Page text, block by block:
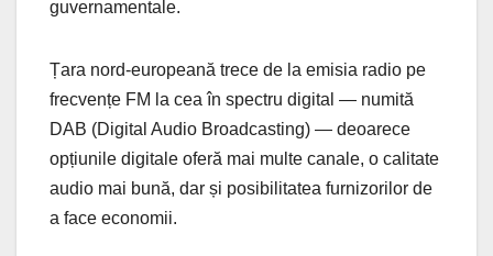
guvernamentale.
Țara nord-europeană trece de la emisia radio pe
frecvențe FM la cea în spectru digital — numită
DAB (Digital Audio Broadcasting) — deoarece
opțiunile digitale oferă mai multe canale, o calitate
audio mai bună, dar și posibilitatea furnizorilor de
a face economii.